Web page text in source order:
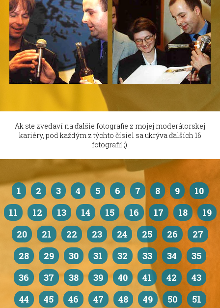
Ak ste zvedaví na ďalšie fotografie z mojej moderátorskej
kariéry, pod každým z týchto čísiel sa ukrýva ďalších 16
fotografií ;).
1 2 3 4 5 6 7 8 9
10
11
12 13 14 15 16 17 18
19
20
21 22 23 24 25 26
27
28
29 30 31 32 33 34
35
36
37 38 39 40 41 42
43
44
45 46 47 48 49 50
51